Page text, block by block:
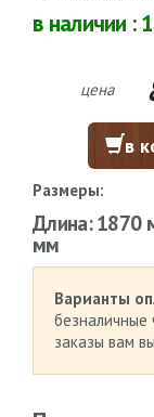
в наличии :1
цена
в
Размеры:
Длина: 1870
мм
Варианты
безналичные
заказы вам